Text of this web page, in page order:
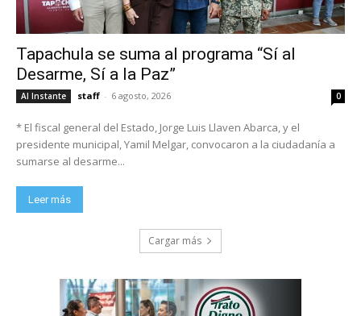
Tapachula se suma al programa “Sí al
Desarme, Sí a la Paz”
Al Instante staff - 6 agosto, 2026 0
* El fiscal general del Estado, Jorge Luis Llaven Abarca, y el
presidente municipal, Yamil Melgar, convocaron a la ciudadanía a
sumarse al desarme...
Leer más
Cargar más